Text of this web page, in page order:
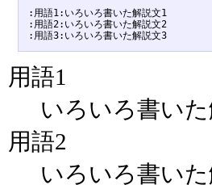
:用語1:いろいろ書いた解説文1
:用語2:いろいろ書いた解説文2
:用語3:いろいろ書いた解説文3
用語1
いろいろ書いた
用語2
いろいろ書い